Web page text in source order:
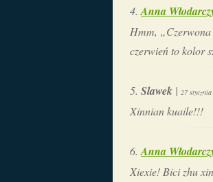
Anna
Hmm,
czerwień to kolor
Slawek | 27
Xinnian kuaile!!!
Anna
Xiexie! Bici zhu